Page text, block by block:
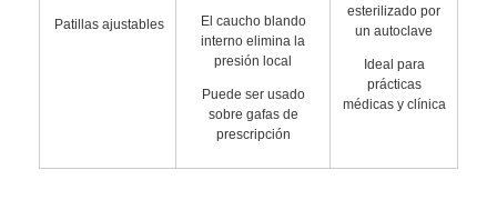
Patillas ajustables
El caucho blando
interno elimina la
presión local
Puede ser usado
sobre gafas de
prescripción
esterilizado por
un autoclave
Ideal para
prácticas
médicas y clínica